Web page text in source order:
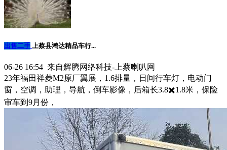
出售二手 上蔡县鸿达精品车行...
06-26 16:54 来自辉腾网络科技-上蔡喇叭网
23年福田祥菱M2原厂翼展，1.6排量，日间行车灯，电动门
窗，空调，助理，导航，倒车影像，后箱长3.8✖️1.8米，保险
审车到9月份，